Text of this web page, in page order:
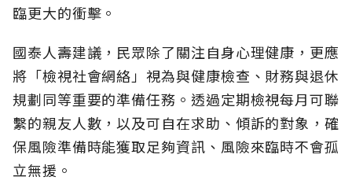
臨更大的衝擊。
國泰人壽建議，民眾除了關注自身心理健康，更應
將「檢視社會網絡」視為與健康檢查、財務與退休
規劃同等重要的準備任務。透過定期檢視每月可聯
繫的親友人數，以及可自在求助、傾訴的對象，確
保風險準備時能獲取足夠資訊、風險來臨時不會孤
立無援。